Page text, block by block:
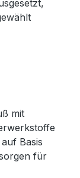
mit
Basis
für